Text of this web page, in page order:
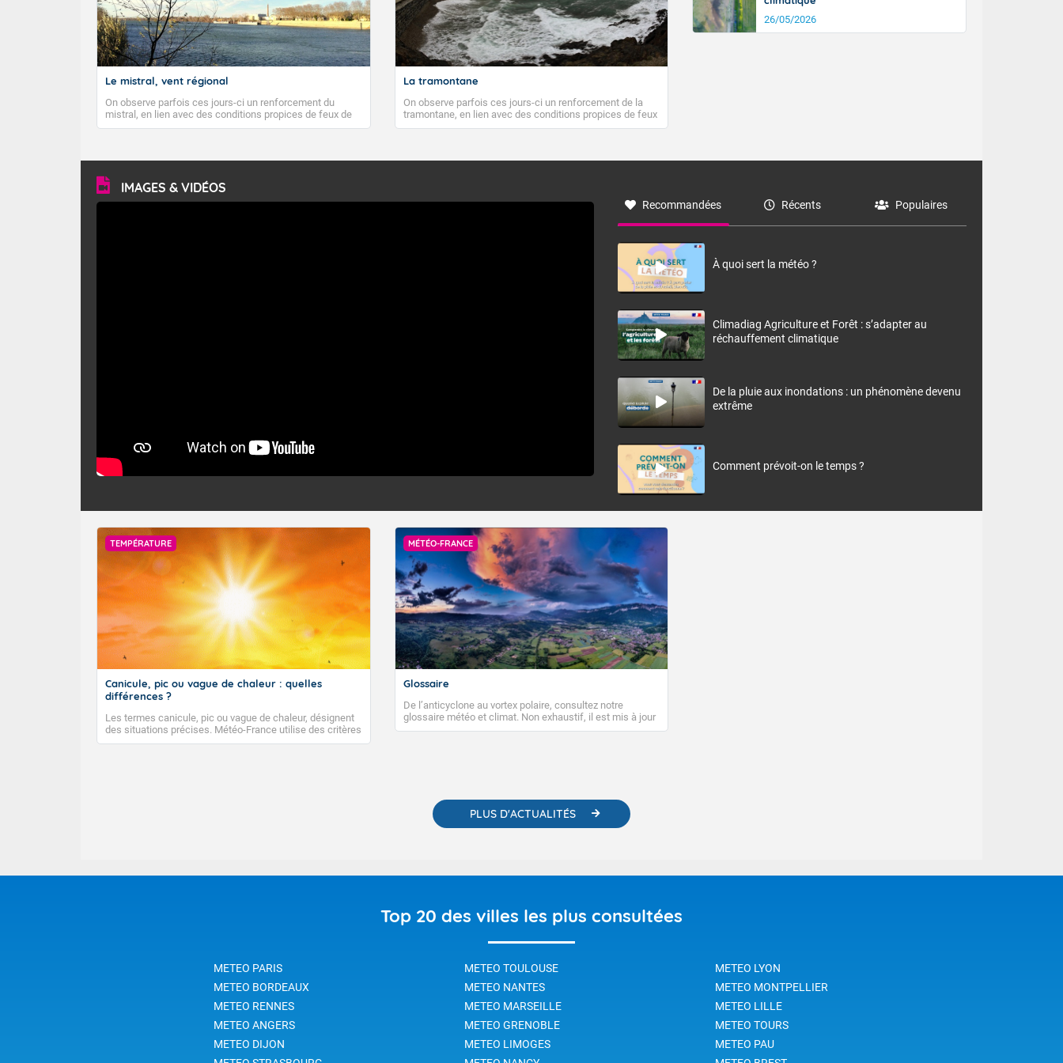
Le mistral, vent régional
On observe parfois ces jours-ci un renforcement du
mistral, en lien avec des conditions propices de feux de
forêt. Mais qu'est-ce que le mistral ? Quelles sont ses
vitesse moyenne de 50 km/h et atteindre 80 à 100 km/h
du Rhône et la Provence et envahit le littoral
méditerranéen à partir de la Camargue.
La tramontane
On observe parfois ces jours-ci un renforcement de la
tramontane, en lien avec des conditions propices de feux
de forêt. Mais qu'est-ce que la tramontane ? Quelles sont
à nord-ouest, dans un secteur qui part du Roussillon à la
26/05/2026
IMAGES & VIDÉOS
Recommandées Récents Populaires
À quoi sert la météo ?
Climadiag Agriculture et Forêt : s’adapter au
réchauffement climatique
De la pluie aux inondations : un phénomène devenu
extrême
Comment prévoit-on le temps ?
TEMPÉRATURE
Canicule, pic ou vague de chaleur : quelles
différences ?
Les termes canicule, pic ou vague de chaleur, désignent
des situations précises. Météo-France utilise des critères
climatologiques pour évaluer et qualifier les épisodes de
MÉTÉO-FRANCE
Glossaire
De l’anticyclone au vortex polaire, consultez notre
glossaire météo et climat. Non exhaustif, il est mis à jour
régulièrement, au fil de nos publications. Vous y trouverez
PLUS D'ACTUALITÉS
Top 20 des villes les plus consultées
METEO PARIS METEO TOULOUSE
METEO LYON
METEO BORDEAUX
METEO NANTES
METEO MONTPELLIER
METEO RENNES
METEO MARSEILLE
METEO LILLE
METEO ANGERS
METEO GRENOBLE
METEO TOURS
METEO DIJON
METEO LIMOGES
METEO PAU